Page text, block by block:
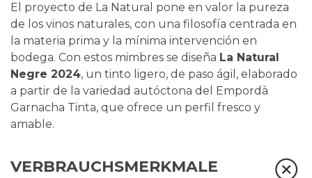
El proyecto de La Natural pone en valor la pureza
de los vinos naturales, con una filosofía centrada en
la materia prima y la mínima intervención en
bodega. Con estos mimbres se diseña La Natural
Negre 2024, un tinto ligero, de paso ágil, elaborado
a partir de la variedad autóctona del Empordà
Garnacha Tinta, que ofrece un perfil fresco y
amable.
VERBRAUCHSMERKMALE